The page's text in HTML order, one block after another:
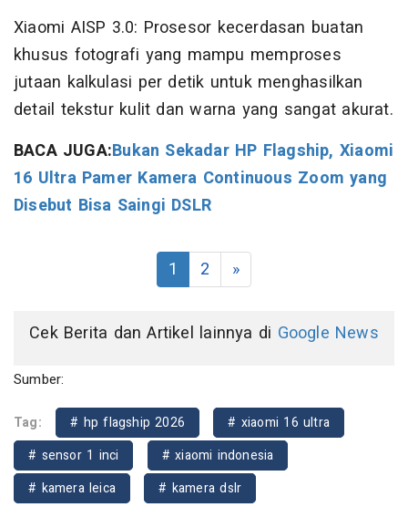
Xiaomi AISP 3.0: Prosesor kecerdasan buatan
khusus fotografi yang mampu memproses
jutaan kalkulasi per detik untuk menghasilkan
detail tekstur kulit dan warna yang sangat akurat.
BACA JUGA:Bukan Sekadar HP Flagship, Xiaomi
16 Ultra Pamer Kamera Continuous Zoom yang
Disebut Bisa Saingi DSLR
1 2 »
Cek Berita dan Artikel lainnya di Google News
Sumber:
Tag: # hp flagship 2026
# xiaomi 16 ultra
# sensor 1 inci
# xiaomi indonesia
# kamera leica
# kamera dslr